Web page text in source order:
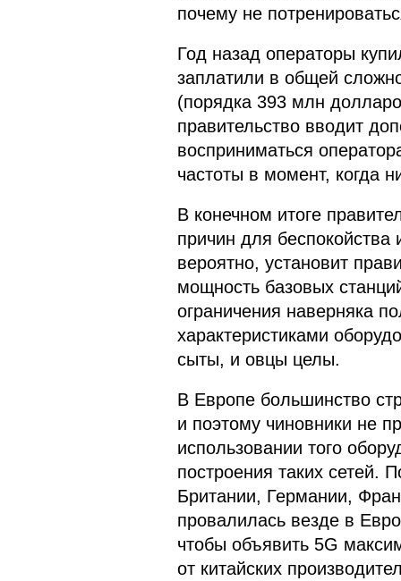
почему не
Год назад операторы
заплатили в общей
(порядка 393 млн
правительство вводит
восприниматься
частоты в момент, когда
В конечном итоге
причин для
вероятно, установит
мощность базовых
ограничения наверняка
характеристиками
сыты, и овцы целы.
В Европе большинство
и поэтому чиновники не
использовании того
построения таких
Британии, Германии,
провалилась везде в
чтобы объявить 5G
от китайских